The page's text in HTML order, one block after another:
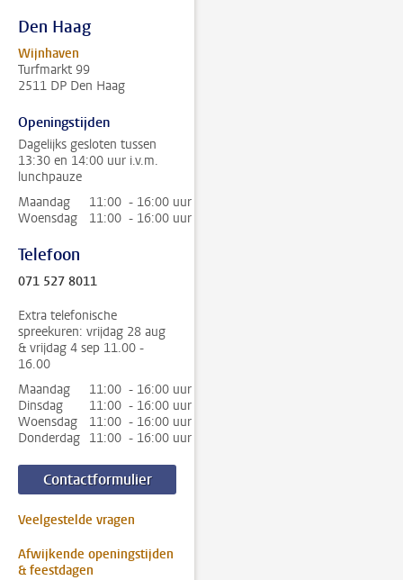
Den Haag
Wijnhaven
Turfmarkt 99
2511 DP Den Haag
Openingstijden
Dagelijks gesloten tussen
13:30 en 14:00 uur i.v.m.
lunchpauze
Maandag
11:00 - 16:00 uur
Woensdag
11:00 - 16:00 uur
Telefoon
071 527 8011
Extra telefonische
spreekuren: vrijdag 28 aug
& vrijdag 4 sep 11.00 -
16.00
Maandag
11:00 - 16:00 uur
Dinsdag
11:00 - 16:00 uur
Woensdag
11:00 - 16:00 uur
Donderdag 11:00 - 16:00 uur
Contactformulier
Veelgestelde vragen
Afwijkende openingstijden
& feestdagen